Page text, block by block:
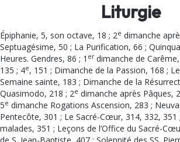
Liturgie
Épiphanie, 5, son octave, 18 ; 2e dimanche
Septuagésime, 50 ; La Puri­fication, 66 ;
Heures. Gendres, 86 ; 1 erdimanche de
135 ; 4e, 151 ; Dimanche de la Passion, 168 ;
Semaine sainte, 183 ; Dimanche de la
Quasimodo, 218 ; 2e dimanche après Pâques,
5e dimanche Rogations Ascension, 283 ;
Pentecôte, 301 ; Le Sacré-Cœur, 314, 332, 351
malades, 351 ; Leçons de l’Office du Sacré-